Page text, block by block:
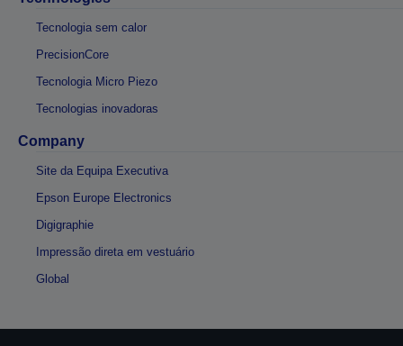
Tecnologia sem calor
PrecisionCore
Tecnologia Micro Piezo
Tecnologias inovadoras
Company
Site da Equipa Executiva
Epson Europe Electronics
Digigraphie
Impressão direta em vestuário
Global